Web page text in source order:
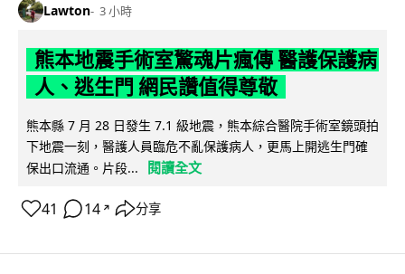
Lawton 3 小時
熊本地震手術室驚魂片瘋傳 醫護保護病
人、逃生門 網民讚值得尊敬
熊本縣 7 月 28 日發生 7.1 級地震，熊本綜合醫院手術室鏡頭拍
下地震一刻，醫護人員臨危不亂保護病人，更馬上開逃生門確
保出口流通。片段...
閱讀全文
41 14 ↗ 分享